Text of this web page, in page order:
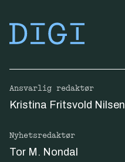
Ansvarlig redaktør
Kristina Fritsvold Nilsen
Nyhetsredaktør
Tor M. Nondal